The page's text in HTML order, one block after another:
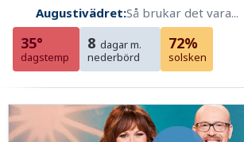
Augustivädret:Så brukar det vara...
35°
dagstemp
8 dagar m.
nederbörd
72%
solsken